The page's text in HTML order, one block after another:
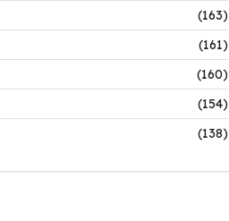
(163)
(161)
(160)
(154)
(138)